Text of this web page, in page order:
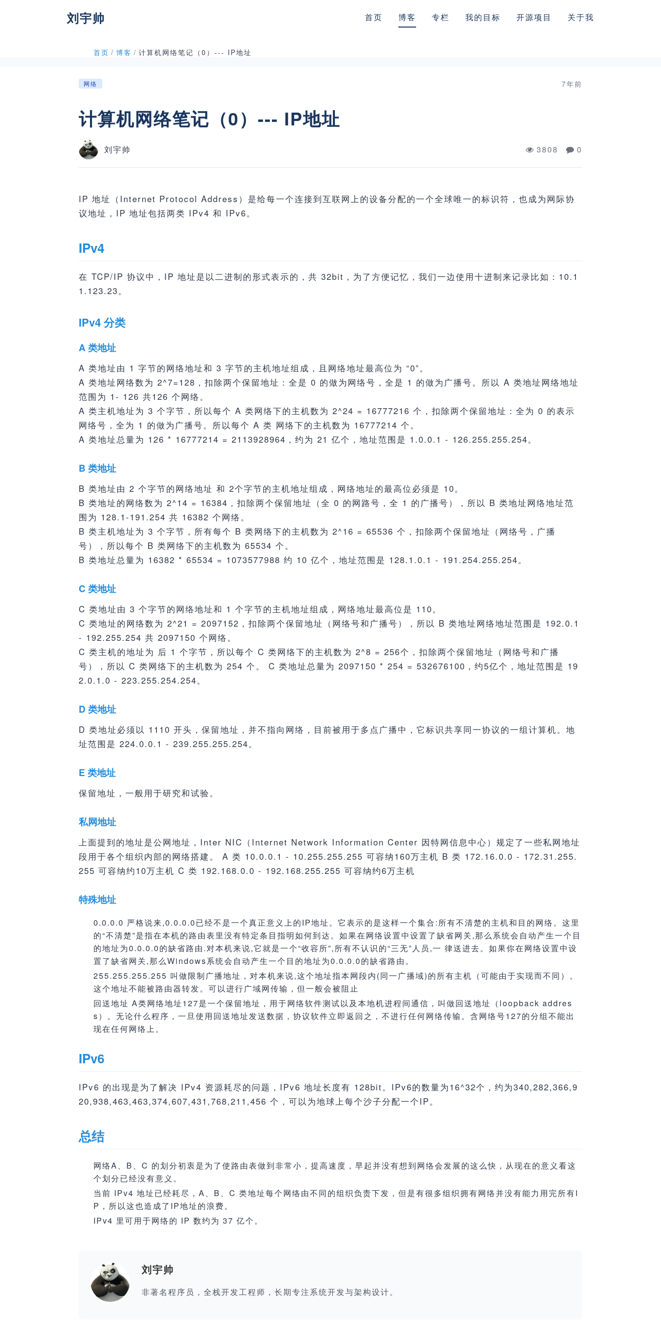
刘宇帅 首页 博客 专栏 我的目标 开源项目 关于我
首页 / 博客 / 计算机网络笔记（0）--- IP地址
网络 7年前
计算机网络笔记（0）--- IP地址
刘宇帅 3808 0
IP 地址（Internet Protocol Address）是给每一个连接到互联网上的设备分配的一个全球唯一的标识符，也成为网际协
议地址，IP 地址包括两类 IPv4 和 IPv6。
IPv4
在 TCP/IP 协议中，IP 地址是以二进制的形式表示的，共 32bit，为了方便记忆，我们一边使用十进制来记录比如：10.1
1.123.23。
IPv4 分类
A 类地址
A 类地址由 1 字节的网络地址和 3 字节的主机地址组成，且网络地址最高位为 “0”。
A 类地址网络数为 2^7=128，扣除两个保留地址：全是 0 的做为网络号，全是 1 的做为广播号。所以 A 类地址网络地址
范围为 1- 126 共126 个网络。
A 类主机地址为 3 个字节，所以每个 A 类网络下的主机数为 2^24 = 16777216 个，扣除两个保留地址：全为 0 的表示
网络号，全为 1 的做为广播号。所以每个 A 类 网络下的主机数为 16777214 个。
A 类地址总量为 126 * 16777214 = 2113928964，约为 21 亿个，地址范围是 1.0.0.1 - 126.255.255.254。
B 类地址
B 类地址由 2 个字节的网络地址 和 2个字节的主机地址组成，网络地址的最高位必须是 10。
B 类地址的网络数为 2^14 = 16384，扣除两个保留地址（全 0 的网路号，全 1 的广播号），所以 B 类地址网络地址范
围为 128.1-191.254 共 16382 个网络。
B 类主机地址为 3 个字节，所有每个 B 类网络下的主机数为 2^16 = 65536 个，扣除两个保留地址（网络号，广播
号），所以每个 B 类网络下的主机数为 65534 个。
B 类地址总量为 16382 * 65534 = 1073577988 约 10 亿个，地址范围是 128.1.0.1 - 191.254.255.254。
C 类地址
C 类地址由 3 个字节的网络地址和 1 个字节的主机地址组成，网络地址最高位是 110。
C 类地址的网络数为 2^21 = 2097152，扣除两个保留地址（网络号和广播号），所以 B 类地址网络地址范围是 192.0.1
- 192.255.254 共 2097150 个网络。
C 类主机的地址为 后 1 个字节，所以每个 C 类网络下的主机数为 2^8 = 256个，扣除两个保留地址（网络号和广播
号），所以 C 类网络下的主机数为 254 个。 C 类地址总量为 2097150 * 254 = 532676100，约5亿个，地址范围是 19
2.0.1.0 - 223.255.254.254。
D 类地址
D 类地址必须以 1110 开头，保留地址，并不指向网络，目前被用于多点广播中，它标识共享同一协议的一组计算机。地
址范围是 224.0.0.1 - 239.255.255.254。
E 类地址
保留地址，一般用于研究和试验。
私网地址
上面提到的地址是公网地址，Inter NIC（Internet Network Information Center 因特网信息中心）规定了一些私网地址
段用于各个组织内部的网络搭建。 A 类 10.0.0.1 - 10.255.255.255 可容纳160万主机 B 类 172.16.0.0 - 172.31.255.
255 可容纳约10万主机 C 类 192.168.0.0 - 192.168.255.255 可容纳约6万主机
特殊地址
0.0.0.0 严格说来,0.0.0.0已经不是一个真正意义上的IP地址。它表示的是这样一个集合:所有不清楚的主机和目的网络。这里
的“不清楚”是指在本机的路由表里没有特定条目指明如何到达。如果在网络设置中设置了缺省网关,那么系统会自动产生一个目
的地址为0.0.0.0的缺省路由.对本机来说,它就是一个“收容所”,所有不认识的“三无”人员,一 律送进去。如果你在网络设置中设
置了缺省网关,那么Windows系统会自动产生一个目的地址为0.0.0.0的缺省路由。
255.255.255.255 叫做限制广播地址，对本机来说,这个地址指本网段内(同一广播域)的所有主机（可能由于实现而不同）。
这个地址不能被路由器转发。可以进行广域网传输，但一般会被阻止
回送地址 A类网络地址127是一个保留地址，用于网络软件测试以及本地机进程间通信，叫做回送地址（loopback addres
s）。无论什么程序，一旦使用回送地址发送数据，协议软件立即返回之，不进行任何网络传输。含网络号127的分组不能出
现在任何网络上。
IPv6
IPv6 的出现是为了解决 IPv4 资源耗尽的问题，IPv6 地址长度有 128bit。IPv6的数量为16^32个，约为340,282,366,9
20,938,463,463,374,607,431,768,211,456 个，可以为地球上每个沙子分配一个IP。
总结
网络A、B、C 的划分初衷是为了使路由表做到非常小，提高速度，早起并没有想到网络会发展的这么快，从现在的意义看这
个划分已经没有意义。
当前 IPv4 地址已经耗尽，A、B、C 类地址每个网络由不同的组织负责下发，但是有很多组织拥有网络并没有能力用完所有I
P，所以这也造成了IP地址的浪费。
IPv4 里可用于网络的 IP 数约为 37 亿个。
刘宇帅
非著名程序员，全栈开发工程师，长期专注系统开发与架构设计。